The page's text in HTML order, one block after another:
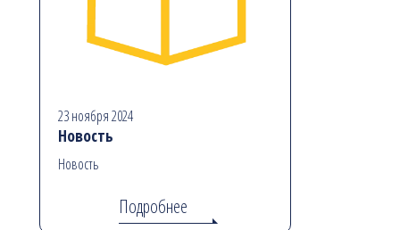
23 ноября 2024
Новость
Новость
Подробнее